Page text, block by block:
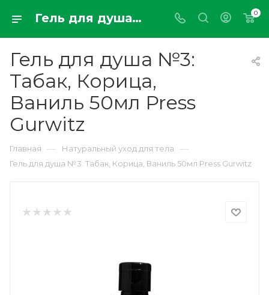
Гель для душа №3: Табак, Корица, Ваниль 50мл Press Gurwitz 0
Гель для душа №3:
Табак, Корица,
Ваниль 50мл Press
Gurwitz
Главная — Натуральный уход для тела —
Гель для душа №3: Табак, Корица, Ваниль 50мл Press Gurwitz